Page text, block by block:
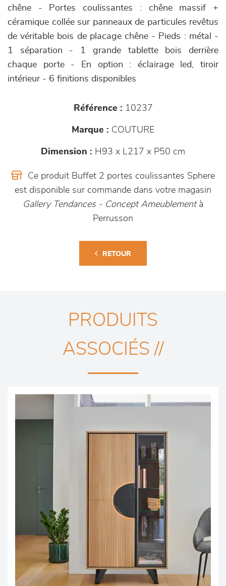
chêne - Portes coulissantes : chêne massif +
céramique collée sur panneaux de particules revêtus
de véritable bois de placage chêne - Pieds : métal -
1 séparation - 1 grande tablette bois derrière
chaque porte - En option : éclairage led, tiroir
intérieur - 6 finitions disponibles
Référence : 10237
Marque : COUTURE
Dimension : H93 x L217 x P50 cm
Ce produit Buffet 2 portes coulissantes Sphere
est disponible sur commande dans votre magasin
Gallery Tendances - Concept Ameublement à
Perrusson
RETOUR
PRODUITS
ASSOCIÉS //